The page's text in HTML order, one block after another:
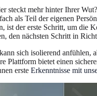
steckt mehr hinter Ihrer
als Teil der eigenen
ist der erste Schritt, um die
den nächsten Schritt in
sich isolierend anfühlen,
Plattform bietet einen
erste Erkenntnisse mit